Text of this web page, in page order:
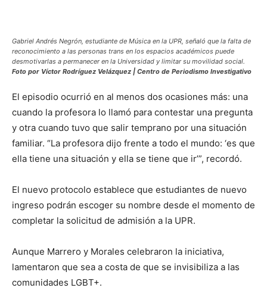
Gabriel Andrés Negrón, estudiante de Música en la UPR, señaló que la falta de
reconocimiento a las personas trans en los espacios académicos puede
desmotivarlas a permanecer en la Universidad y limitar su movilidad social.
Foto por Víctor Rodríguez Velázquez | Centro de Periodismo Investigativo
El episodio ocurrió en al menos dos ocasiones más: una
cuando la profesora lo llamó para contestar una pregunta
y otra cuando tuvo que salir temprano por una situación
familiar. “La profesora dijo frente a todo el mundo: ‘es que
ella tiene una situación y ella se tiene que ir’”, recordó.
El nuevo protocolo establece que estudiantes de nuevo
ingreso podrán escoger su nombre desde el momento de
completar la solicitud de admisión a la UPR.
Aunque Marrero y Morales celebraron la iniciativa,
lamentaron que sea a costa de que se invisibiliza a las
comunidades LGBT+.